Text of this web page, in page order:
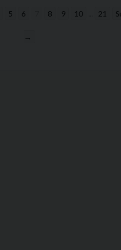
5 6 8 9 10 21
→